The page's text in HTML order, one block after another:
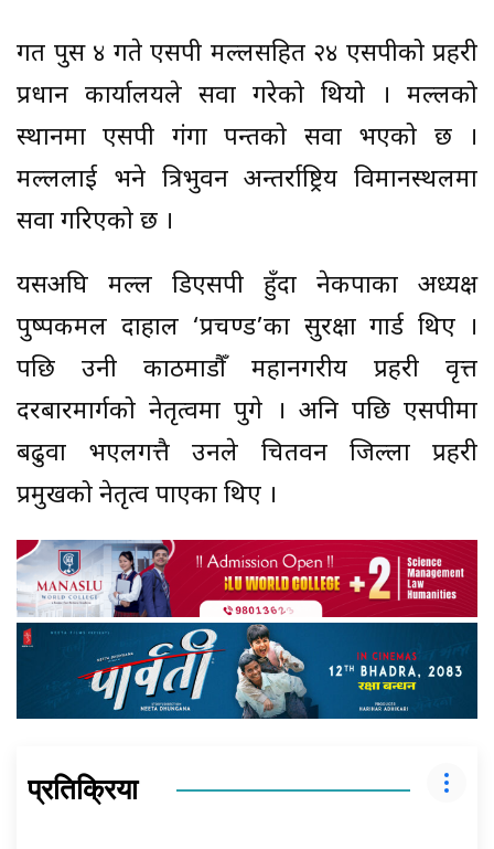
गत पुस ४ गते एसपी मल्लसहित २४ एसपीको प्रहरी
प्रधान कार्यालयले सरुवा गरेको थियो । मल्लको
स्थानमा एसपी गंगा पन्तको सरुवा भएको छ ।
मल्ललाई भने त्रिभुवन अन्तर्राष्ट्रिय विमानस्थलमा
सरुवा गरिएको छ ।
यसअघि मल्ल डिएसपी हुँदा नेकपाका अध्यक्ष
पुष्पकमल दाहाल ‘प्रचण्ड’का सुरक्षा गार्ड थिए ।
पछि उनी काठमाडाैँ महानगरीय प्रहरी वृत्त
दरबारमार्गको नेतृत्वमा पुगे । अनि पछि एसपीमा
बढुवा भएलगत्तै उनले चितवन जिल्ला प्रहरी
प्रमुखको नेतृत्व पाएका थिए ।
प्रतिक्रिया